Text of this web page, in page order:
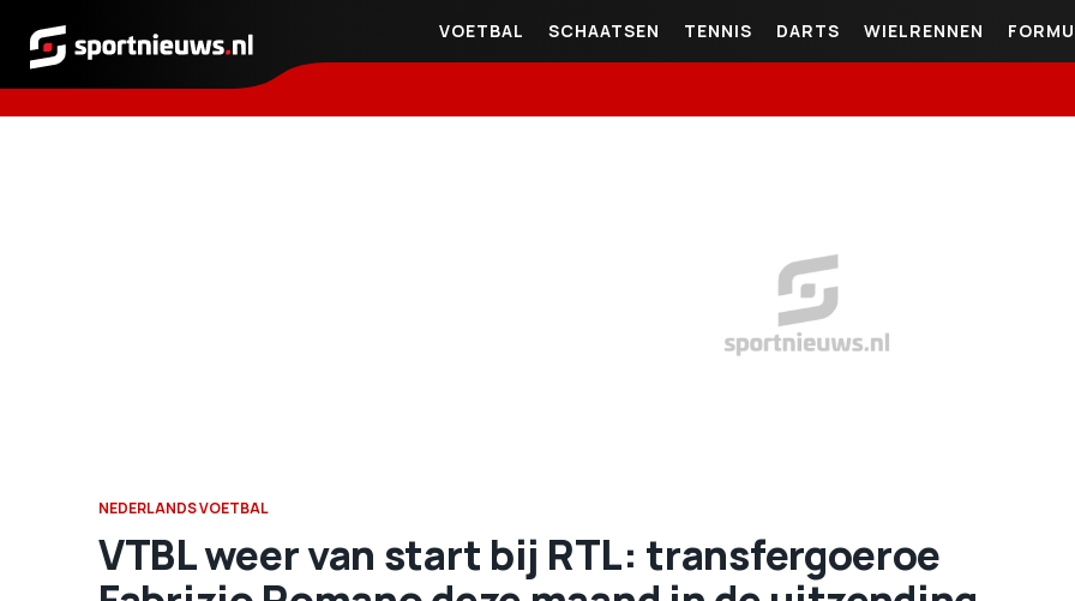
Sportnieuws.nl
VOETBAL SCHAATSEN TENNIS DARTS WIELRENNEN
NEDERLANDS VOETBAL
VTBL weer van start bij RTL: transfergoeroe